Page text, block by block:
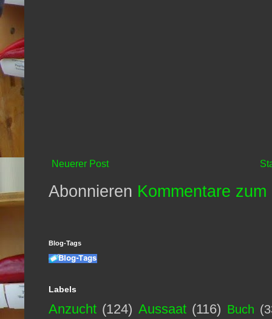
Neuerer Post
Abonnieren Kommentare
Blog-Tags
Labels
Anzucht (124) Aussaat (116) Buch